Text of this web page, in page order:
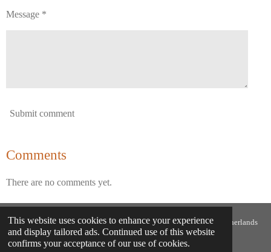
This website uses cookies to enhance your experience
and display tailored ads. Continued use of this website
confirms your acceptance of our use of cookies.
Message *
Submit comment
Comments
There are no comments yet.
This website has been archived by the National Library of the Netherlands
(KB) as national digital heritage